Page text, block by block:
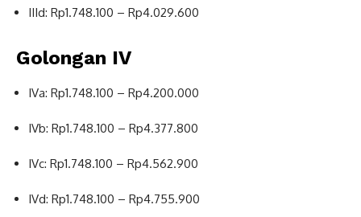
IIId: Rp1.748.100 – Rp4.029.600
Golongan IV
IVa: Rp1.748.100 – Rp4.200.000
IVb: Rp1.748.100 – Rp4.377.800
IVc: Rp1.748.100 – Rp4.562.900
IVd: Rp1.748.100 – Rp4.755.900